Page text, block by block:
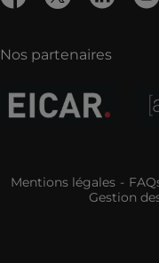
Nos partenaires
Mentions légales
Gestion